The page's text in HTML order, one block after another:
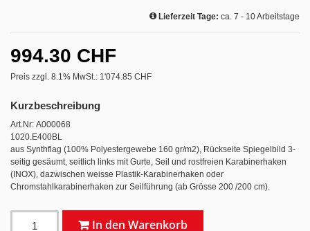
Lieferzeit Tage: ca. 7 - 10 Arbeitstage
994.30 CHF
Preis zzgl. 8.1% MwSt.: 1'074.85 CHF
Kurzbeschreibung
Art.Nr: A000068
1020.E400BL
aus Synthflag (100% Polyestergewebe 160 gr/m2), Rückseite Spiegelbild 3-
seitig gesäumt, seitlich links mit Gurte, Seil und rostfreien Karabinerhaken
(INOX), dazwischen weisse Plastik-Karabinerhaken oder
Chromstahlkarabinerhaken zur Seilführung (ab Grösse 200 /200 cm).
In den Warenkorb